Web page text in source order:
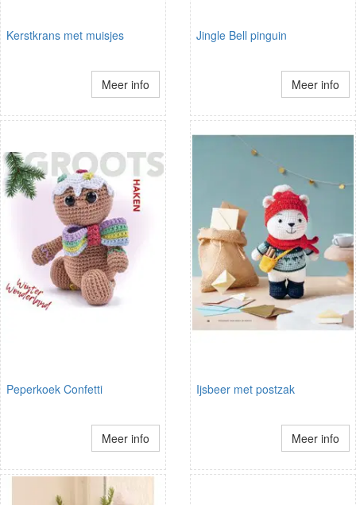
Kerstkrans met muisjes
Meer info
Jingle Bell pinguin
Meer info
Peperkoek Confetti
Meer info
Ijsbeer met postzak
Meer info